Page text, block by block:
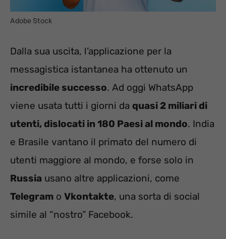
Adobe Stock
Dalla sua uscita, l’applicazione per la
messagistica istantanea ha ottenuto un
incredibile successo. Ad oggi WhatsApp
viene usata tutti i giorni da quasi 2 miliari di
utenti, dislocati in 180 Paesi al mondo. India
e Brasile vantano il primato del numero di
utenti maggiore al mondo, e forse solo in
Russia usano altre applicazioni, come
Telegram o Vkontakte, una sorta di social
simile al “nostro” Facebook.